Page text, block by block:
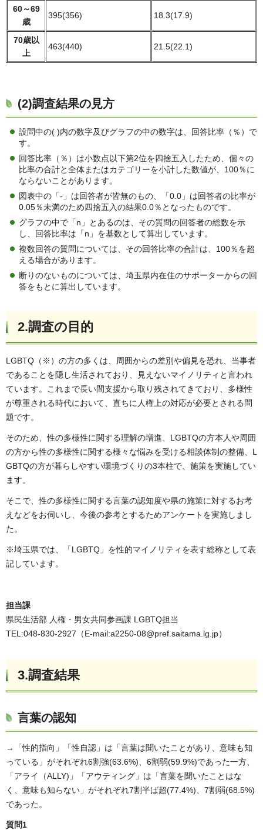
60～69
歳
395(356) 18.3(17.9)
70歳以
上
463(440) 21.5(22.1)
(2)調査結果の見方
設問中の( )内の数字及びグラフの中の数字は、回答比率（％）で
す。
回答比率（％）は小数点以下第2位を四捨五入したため、個々の
比率の合計と全体またはカテゴリーを小計した数値が、100％に
ならないことがあります。
図表中の「-」は回答者が皆無のもの、「0.0」は回答者の比率が
0.05％未満のため四捨五入の結果0.0％となったものです。
グラフの中で「n」とあるのは、その質問の回答者の総数を示
し、回答比率は「n」を基数として算出しています。
複数回答の質問については、その回答比率の合計は、100％を超
える場合があります。
断りのないものについては、埼玉県内在住のサポーターからの回
答をもとに算出しています。
2.調査の目的
LGBTQ（※）の方の多くは、周囲からの差別や偏見を恐れ、当事者
であることを隠し生活されており、見えないマイノリティと言われ
ています。これまで長い間支援から取り残されてきており、多様性
が尊重される時代において、直ちに人権上の対応が必要とされる問
題です。
そのため、性の多様性に関する理解の増進、LGBTQの方本人や周囲
の方から性の多様性に関する様々な悩みを受ける相談体制の整備、L
GBTQの方が暮らしやすい環境づくりの3本柱で、施策を実施してい
ます。
そこで、性の多様性に関する言葉の認知度や県の施策に対するお考
えなどをお伺いし、今後の参考とするためアンケートを実施しまし
た。
※埼玉県では、「LGBTQ」を性的マイノリティを表す総称として表
記しています。
担当課
県民生活部 人権・男女共同参画課 LGBTQ担当
TEL:048-830-2927（E-mail:a2250-08@pref.saitama.lg.jp）
3.調査結果
言葉の認知
→「性的指向」「性自認」は「言葉は聞いたことがあり、意味も知
っている」がそれぞれ6割強(63.6%)、6割弱(59.9%)であった一方、
「アライ（ALLY)」「アウティング」は「言葉を聞いたことはな
く、意味も知らない」がそれぞれ7割半ば超(77.4%)、7割弱(68.5%)
であった。
質問1